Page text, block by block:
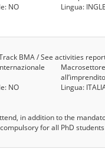
NO Lingua:
BMA / See activities
NO Lingua:
in addition to the
for all PhD